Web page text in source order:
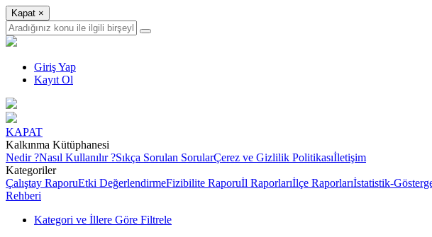
Kapat ×
Giriş Yap
Kayıt Ol
KAPAT
Kalkınma Kütüphanesi
Nedir ?Nasıl Kullanılır ?Sıkça Sorulan SorularÇerez ve Gizlilik Politikasıİletişim
Kategoriler
Çalıştay RaporuEtki DeğerlendirmeFizibilite Raporuİl Raporlarıİlçe Raporlarıİstatistik-
Rehberi
Kategori ve İllere Göre Filtrele